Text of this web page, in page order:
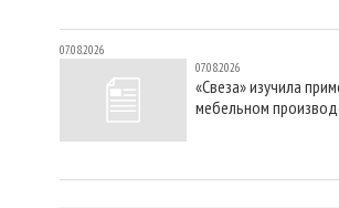
07.08.2026
07.08.2026
«Свеза» изучила
мебельном